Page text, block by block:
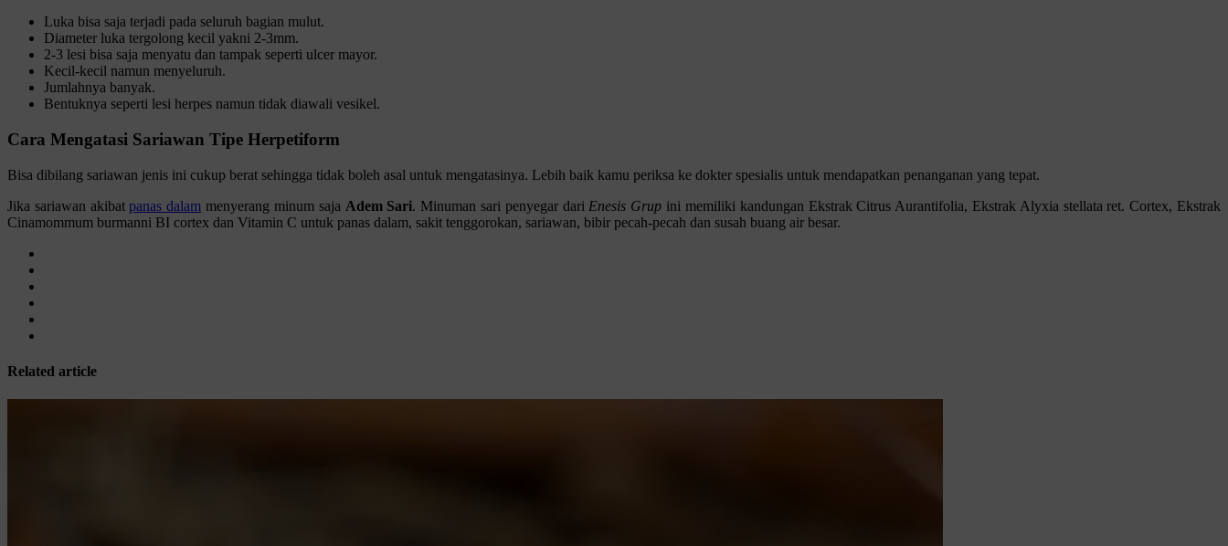
Luka bisa saja terjadi pada seluruh bagian mulut.
Diameter luka tergolong kecil yakni 2-3mm.
2-3 lesi bisa saja menyatu dan tampak seperti ulcer mayor.
Kecil-kecil namun menyeluruh.
Jumlahnya banyak.
Bentuknya seperti lesi herpes namun tidak diawali vesikel.
Cara Mengatasi Sariawan Tipe Herpetiform
Bisa dibilang sariawan jenis ini cukup berat sehingga tidak boleh asal untuk mengatasinya. Lebih baik kamu periksa ke dokter spesialis untuk mendapatkan penanganan yang tepat.
Jika sariawan akibat panas dalam menyerang minum saja Adem Sari. Minuman sari penyegar dari Enesis Grup ini memiliki kandungan Ekstrak Citrus Aurantifolia, Ekstrak Alyxia stellata ret. Cortex, Ekstrak
Cinamommum burmanni BI cortex dan Vitamin C untuk panas dalam, sakit tenggorokan, sariawan, bibir pecah-pecah dan susah buang air besar.
Related article